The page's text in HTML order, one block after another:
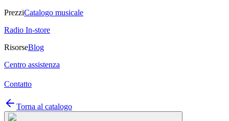
PrezziCatalogo musicale
Radio In-store
RisorseBlog
Centro assistenza
Contatto
Torna al catalogo